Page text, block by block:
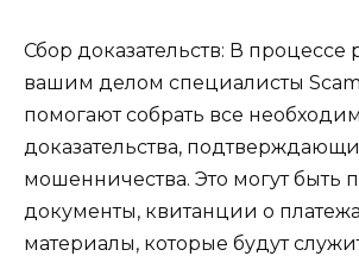
Сбор доказательств: В процессе
вашим делом специалисты
помогают собрать все
доказательства,
мошенничества. Это могут быть
документы, квитанции о
материалы, которые будут